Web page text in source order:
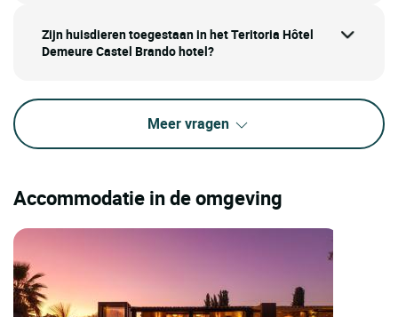
Zijn huisdieren toegestaan in het Teritoria Hôtel
Demeure Castel Brando hotel?
Meer vragen
Accommodatie in de omgeving